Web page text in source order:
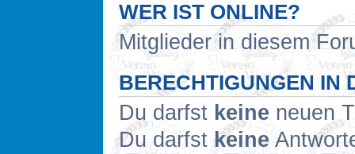
WER IST ONLINE?
Mitglieder in diesem
BERECHTIGUNGEN IN
Du darfst keine neuen
Du darfst keine